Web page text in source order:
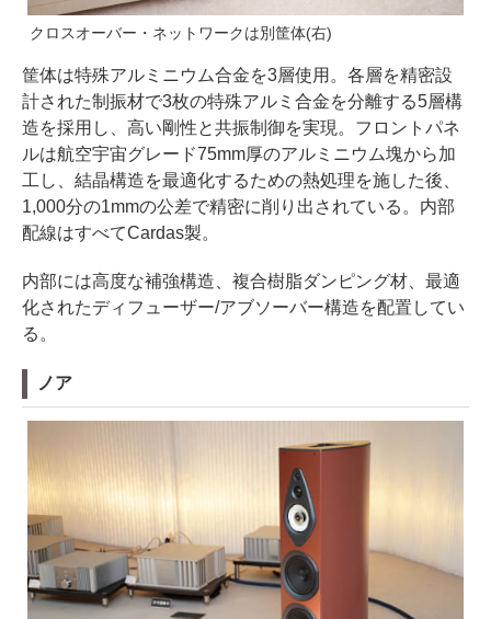
クロスオーバー・ネットワークは別筐体(右)
筐体は特殊アルミニウム合金を3層使用。各層を精密設
計された制振材で3枚の特殊アルミ合金を分離する5層構
造を採用し、高い剛性と共振制御を実現。フロントパネ
ルは航空宇宙グレード75mm厚のアルミニウム塊から加
工し、結晶構造を最適化するための熱処理を施した後、
1,000分の1mmの公差で精密に削り出されている。内部
配線はすべてCardas製。
内部には高度な補強構造、複合樹脂ダンピング材、最適
化されたディフューザー/アブソーバー構造を配置してい
る。
ノア